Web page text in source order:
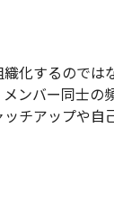
化するのでは
ンバー同士の
チアップや自